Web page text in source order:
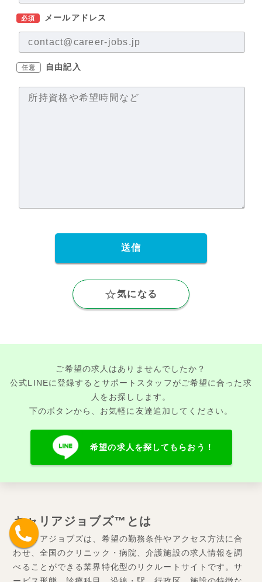
必須 メールアドレス
任意 自由記入
気になる
ご希望の求人はありませんでしたか？
公式LINEに登録するとサポートスタッフがご希望に合った求
人をお探しします。
下のボタンから、お気軽に友達追加してください。
希望の求人を探してもらおう！
キャリアジョブズ™とは
キャリアジョブズは、希望の勤務条件やアクセス方法に合
わせ、全国のクリニック・病院、介護施設の求人情報を調
べることができる業界特化型のリクルートサイトです。サ